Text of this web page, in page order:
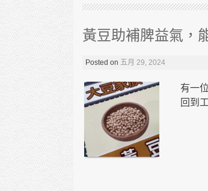
黃豆助補脾益氣，
Posted on 五月 29, 2024
有一
回到